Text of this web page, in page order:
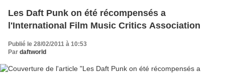
Les Daft Punk on été récompensés a
l'International Film Music Critics Association
Publié le 28/02/2011 à 10:53
Par daftworld